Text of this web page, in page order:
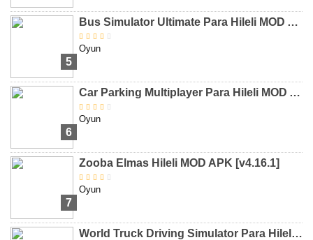
5
Bus Simulator Ultimate Para Hileli MOD APK [v1.5.2]
Oyun
6
Car Parking Multiplayer Para Hileli MOD APK [v4.8.12.6]
Oyun
7
Zooba Elmas Hileli MOD APK [v4.16.1]
Oyun
World Truck Driving Simulator Para Hileli MOD APK [v1.325]